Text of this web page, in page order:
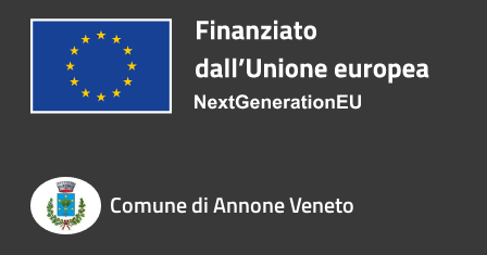
Comune di Annone Veneto